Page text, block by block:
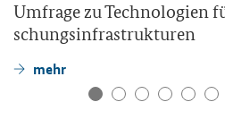
Um­fra­ge zu Tech­no­lo­gien
schungs­in­fra­struk­tu­ren
mehr